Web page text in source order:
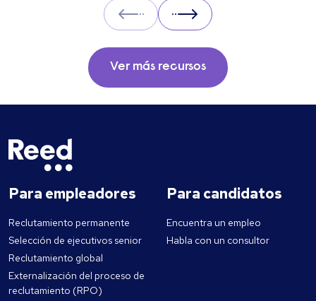
Prev Next
Ver más recursos
Para empleadores
Reclutamiento permanente
Selección de ejecutivos senior
Reclutamiento global
Externalización del proceso de
reclutamiento (RPO)
Para candidatos
Encuentra un empleo
Habla con un consultor